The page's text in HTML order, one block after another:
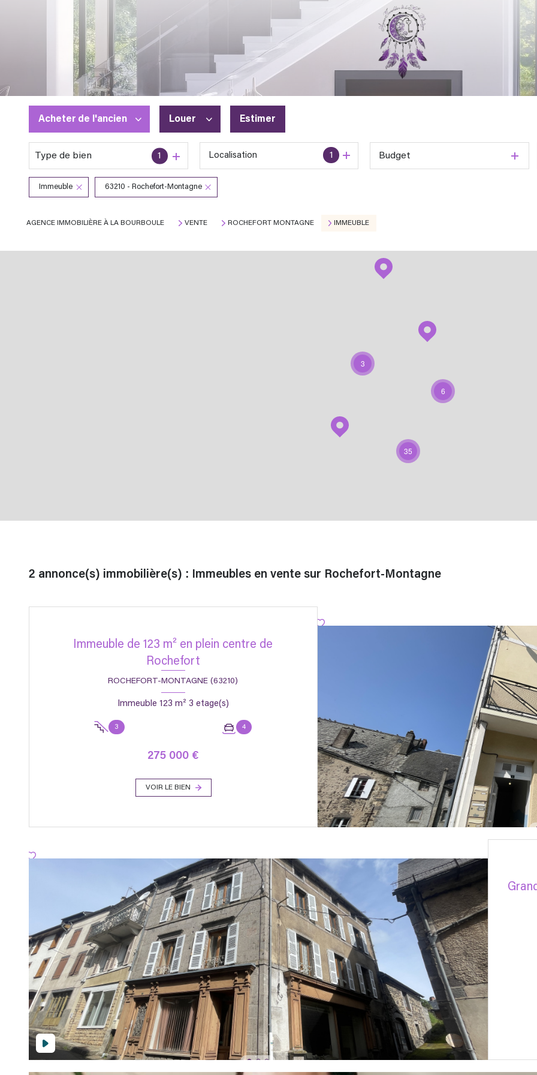
Acheter de l'ancien
De l'ancien
Louer
à l'année
En saisonnier
Estimer
Type de bien 1 1
Localisation Budget
Immeuble 63210 - Rochefort-Montagne
AGENCE IMMOBILIÈRE À LA BOURBOULE VENTE ROCHEFORT MONTAGNE IMMEUBLE
3
6
35
2 annonce(s) immobilière(s) : Immeubles en vente sur Rochefort-Montagne
Immeuble de 123 m² en plein centre de
Rochefort
ROCHEFORT-MONTAGNE (63210)
Immeuble 123 m² 3 etage(s)
3 4
275 000 €
VOIR LE BIEN